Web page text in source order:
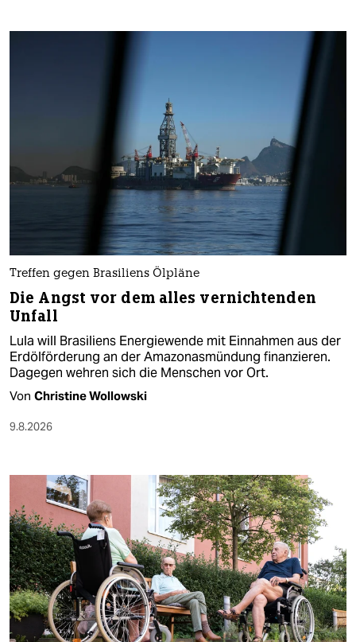
Treffen gegen Brasiliens Ölpläne
Die Angst vor dem alles vernichtenden
Unfall
Lula will Brasiliens Energiewende mit Einnahmen aus der
Erdölförderung an der Amazonasmündung finanzieren.
Dagegen wehren sich die Menschen vor Ort.
Von Christine Wollowski
9.8.2026